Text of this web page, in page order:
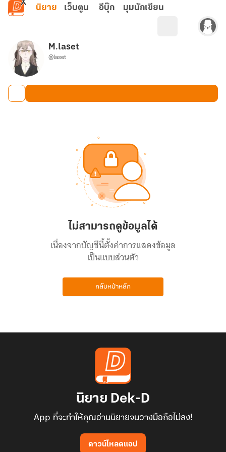
ข้ามไปยังเนื้อหาหลัก
นิยาย เว็บตูน อีบุ๊ก มุมนักเขียน
M.laset
@laset
ไม่สามารถดูข้อมูลได้
เนื่องจากบัญชีนี้ตั้งค่าการแสดงข้อมูล
เป็นแบบส่วนตัว
กลับหน้าหลัก
นิยาย Dek-D
App ที่จะทำให้คุณอ่านนิยายจนวางมือถือไม่ลง!
ดาวน์โหลดแอป